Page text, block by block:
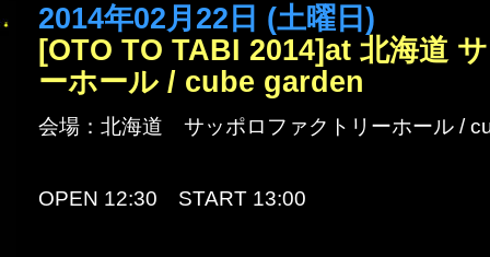
2014年02月22日 (土曜日)
[OTO TO TABI 2014]at 北海道
ーホール / cube garden
会場：北海道 サッポロファクトリーホール /
OPEN 12:30 START 13:00